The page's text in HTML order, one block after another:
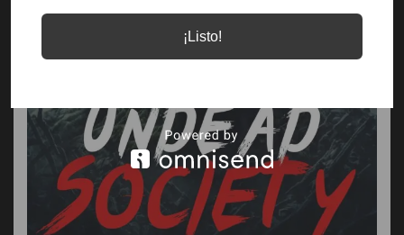
¡Listo!